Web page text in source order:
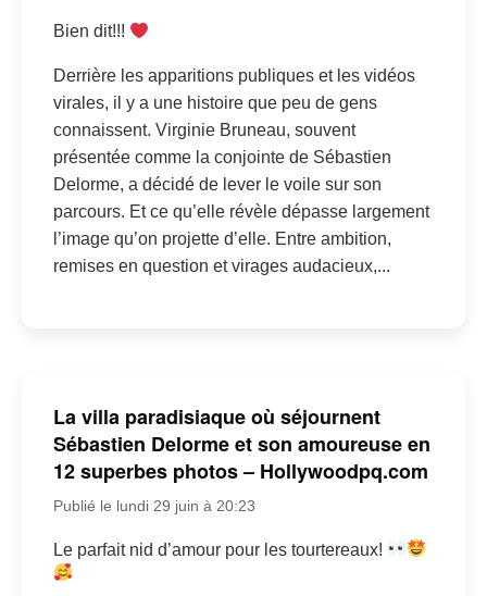
Bien dit!!!
Derrière les apparitions publiques et les vidéos
virales, il y a une histoire que peu de gens
connaissent. Virginie Bruneau, souvent
présentée comme la conjointe de Sébastien
Delorme, a décidé de lever le voile sur son
parcours. Et ce qu’elle révèle dépasse largement
l’image qu’on projette d’elle. Entre ambition,
remises en question et virages audacieux,...
La villa paradisiaque où séjournent
Sébastien Delorme et son amoureuse en
12 superbes photos – Hollywoodpq.com
Publié le lundi 29 juin à 20:23
Le parfait nid d’amour pour les tourtereaux!